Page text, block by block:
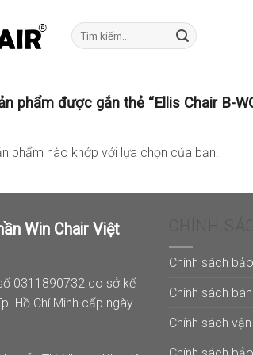
Tìm
kiếm:
phẩm được gắn thẻ “Ellis Chair B-
phẩm nào khớp với lựa chọn của bạn.
Win Chair Việt
0311890732 do sở kế
Hồ Chí Minh cấp ngày
Chính sách
Chính sách
Chính sách